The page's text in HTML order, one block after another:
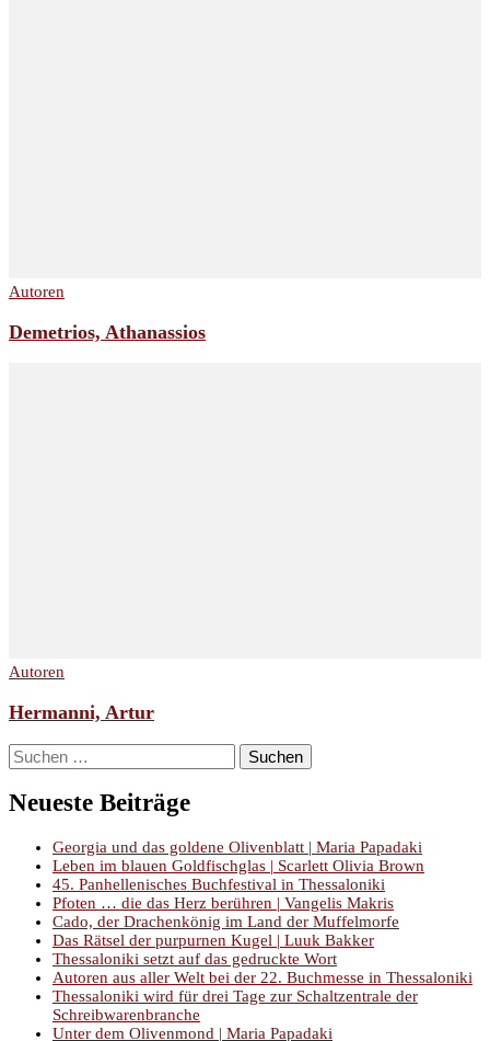
Autoren
Demetrios, Athanassios
Autoren
Hermanni, Artur
Suchen
nach:
Neueste Beiträge
Georgia und das goldene Olivenblatt | Maria Papadaki
Leben im blauen Goldfischglas | Scarlett Olivia Brown
45. Panhellenisches Buchfestival in Thessaloniki
Pfoten … die das Herz berühren | Vangelis Makris
Cado, der Drachenkönig im Land der Muffelmorfe
Das Rätsel der purpurnen Kugel | Luuk Bakker
Thessaloniki setzt auf das gedruckte Wort
Autoren aus aller Welt bei der 22. Buchmesse in Thessaloniki
Thessaloniki wird für drei Tage zur Schaltzentrale der
Schreibwarenbranche
Unter dem Olivenmond | Maria Papadaki